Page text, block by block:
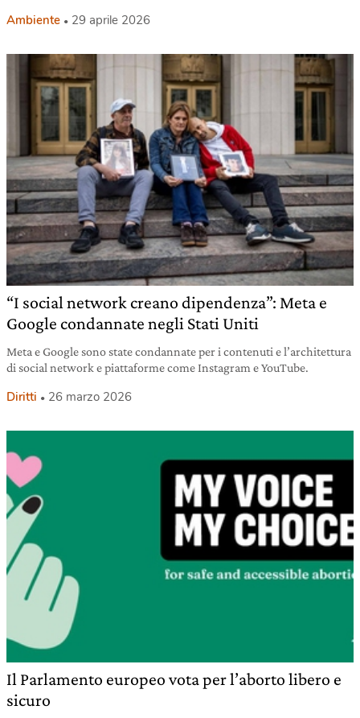
Ambiente 29 aprile 2026
“I social network creano dipendenza”: Meta e
Google condannate negli Stati Uniti
Meta e Google sono state condannate per i contenuti e l’architettura
di social network e piattaforme come Instagram e YouTube.
Diritti 26 marzo 2026
Il Parlamento europeo vota per l’aborto libero e
sicuro